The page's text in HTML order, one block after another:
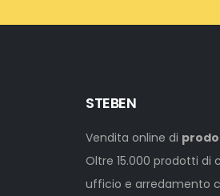
STEBEN
Vendita online di
Oltre 15.000 prodotti di
ufficio e arredamento